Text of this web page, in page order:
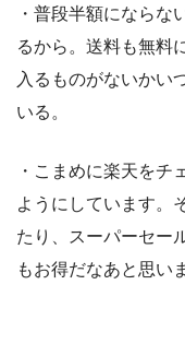
・普段半額にならな
るから。送料も無料
入るものがないかい
いる。
・こまめに楽天をチ
ようにしています。
たり、スーパーセー
もお得だなあと思い